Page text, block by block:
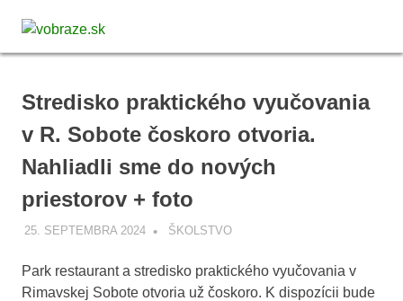
content
Malohontu
Novohradu
Stredisko praktického vyučovania
v R. Sobote čoskoro otvoria.
Nahliadli sme do nových
priestorov + foto
25. SEPTEMBRA 2024 VOBRAZE.SK
ŠKOLSTVO
Park restaurant a stredisko praktického vyučovania v
Rimavskej Sobote otvoria už čoskoro. K dispozícii bude